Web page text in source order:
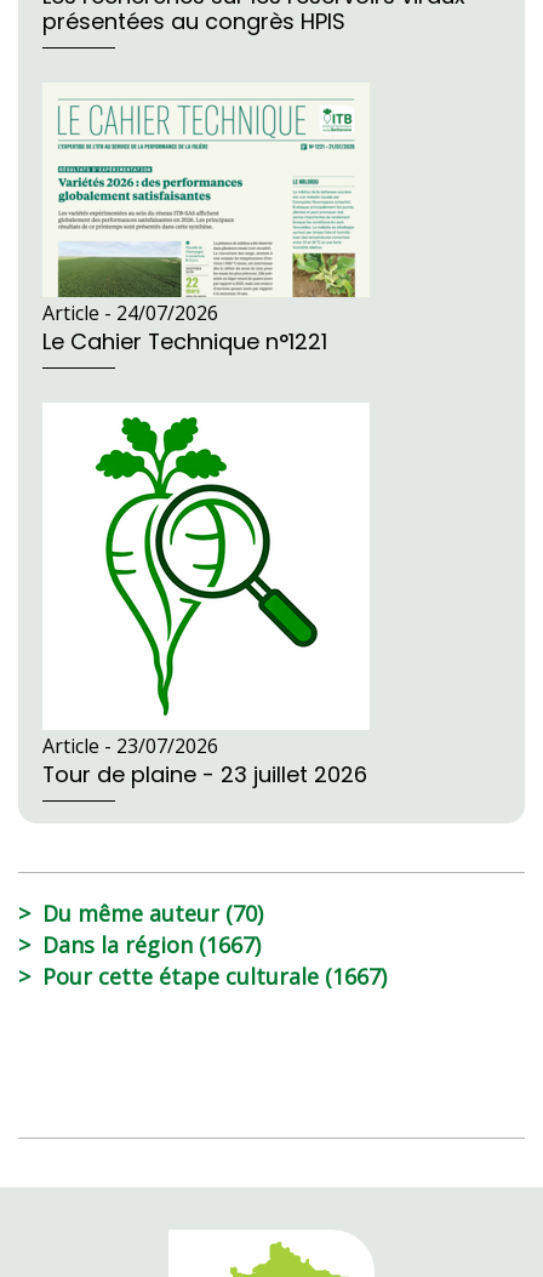
présentées au congrès HPIS
Article - 24/07/2026
Le Cahier Technique n°1221
Article - 23/07/2026
Tour de plaine - 23 juillet 2026
Du même auteur (70)
Dans la région (1667)
Pour cette étape culturale (1667)